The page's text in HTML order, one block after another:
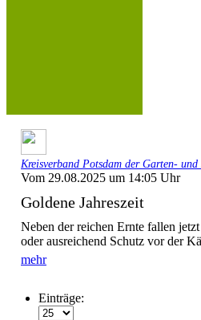
Kreisverband Potsdam der Garten- und
Vom 29.08.2025 um 14:05 Uhr
Goldene Jahreszeit
Neben der reichen Ernte fallen
oder ausreichend Schutz vor der
mehr
Einträge: